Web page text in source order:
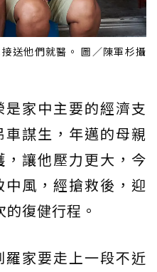
送他們就醫。 圖／陳軍杉攝
家中主要的經濟支
謀生，年邁的母親
讓他壓力更大，今
風，經搶救後，迎
復健行程。
家要走上一段不近